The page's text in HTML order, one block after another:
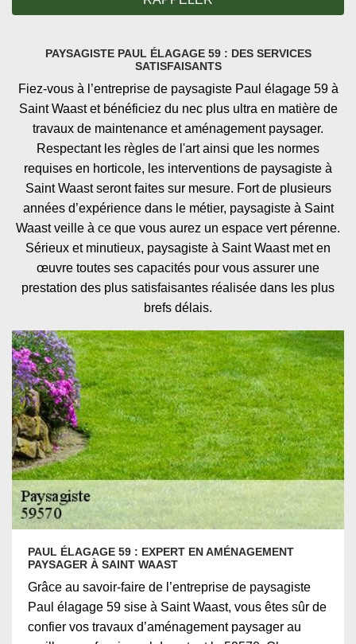
PAYSAGISTE PAUL ÉLAGAGE 59 : DES SERVICES
SATISFAISANTS
Fiez-vous à l’entreprise de paysagiste Paul élagage 59 à
Saint Waast et bénéficiez du nec plus ultra en matière de
travaux de maintenance et aménagement paysager.
Respectant les règles de l'art ainsi que les normes
requises en horticole, les interventions de paysagiste à
Saint Waast seront faites sur mesure. Fort de plusieurs
années d’expérience dans le métier, paysagiste à Saint
Waast veille à ce que vous aurez un espace vert pérenne.
Sérieux et minutieux, paysagiste à Saint Waast met en
œuvre toutes ses capacités pour vous assurer une
prestation des plus satisfaisantes réalisée dans les plus
brefs délais.
PAUL ÉLAGAGE 59 : EXPERT EN AMÉNAGEMENT
PAYSAGER À SAINT WAAST
Grâce au savoir-faire de l’entreprise de paysagiste
Paul élagage 59 sise à Saint Waast, vous êtes sûr de
confier vos travaux d’aménagement paysager au